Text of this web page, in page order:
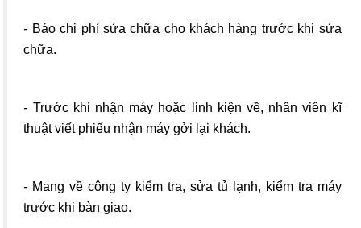
- Báo chi phí sửa chữa cho khách hàng trước khi sửa
chữa.
- Trước khi nhận máy hoặc linh kiện về, nhân viên kĩ
thuật viết phiếu nhận máy gởi lại khách.
- Mang về công ty kiểm tra, sửa tủ lạnh, kiểm tra máy
trước khi bàn giao.